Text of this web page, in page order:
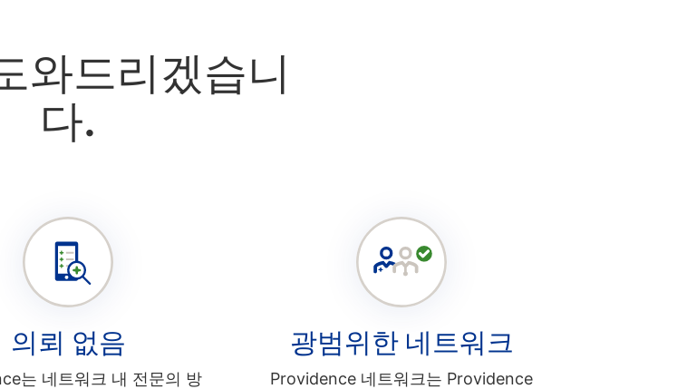
와드리겠습니
다.
의뢰 없음
는 네트워크 내 전문의 방
광범위한 네트워크
Providence 네트워크는 Providence